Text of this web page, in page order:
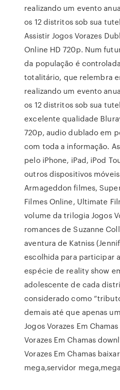
realizando um evento
os 12 distritos sob sua
Assistir Jogos Vorazes
Online HD 720p. Num
da população é
totalitário, que relembra
realizando um evento
os 12 distritos sob sua
excelente qualidade
720p, audio dublado em
com toda a informação.
pelo iPhone, iPad, iPod
outros dispositivos
Armageddon filmes,
Filmes Online, Ultimate
volume da trilogia Jogos
romances de Suzanne
aventura de Katniss
escolhida para participar
espécie de reality show
adolescente de cada
considerado como
demais até que apenas
Jogos Vorazes Em
Vorazes Em Chamas
Vorazes Em Chamas
mega,servidor